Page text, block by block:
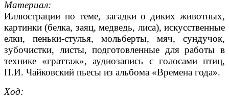
Материал:
Иллюстрации по теме, загадки о диких животных,
картинки (белка, заяц, медведь, лиса), искусственные
елки, пеньки-стулья, мольберты, мяч, сундучок,
зубочистки, листы, подготовленные для работы в
технике «граттаж», аудиозапись с голосами птиц,
П.И. Чайковский пьесы из альбома «Времена года».
Ход: